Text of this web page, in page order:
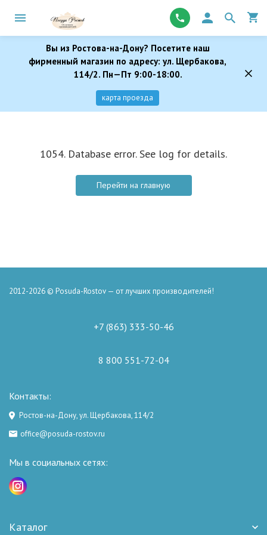
Вы из Ростова-на-Дону? Посетите наш
фирменный магазин по адресу: ул. Щербакова,
114/2. Пн—Пт 9:00-18:00.
карта проезда
1054. Database error. See log for details.
Перейти на главную
2012-2026 © Posuda-Rostov — от лучших производителей!
+7 (863) 333-50-46
8 800 551-72-04
Контакты:
Ростов-на-Дону, ул. Щербакова, 114/2
office@posuda-rostov.ru
Мы в социальных сетях:
Каталог